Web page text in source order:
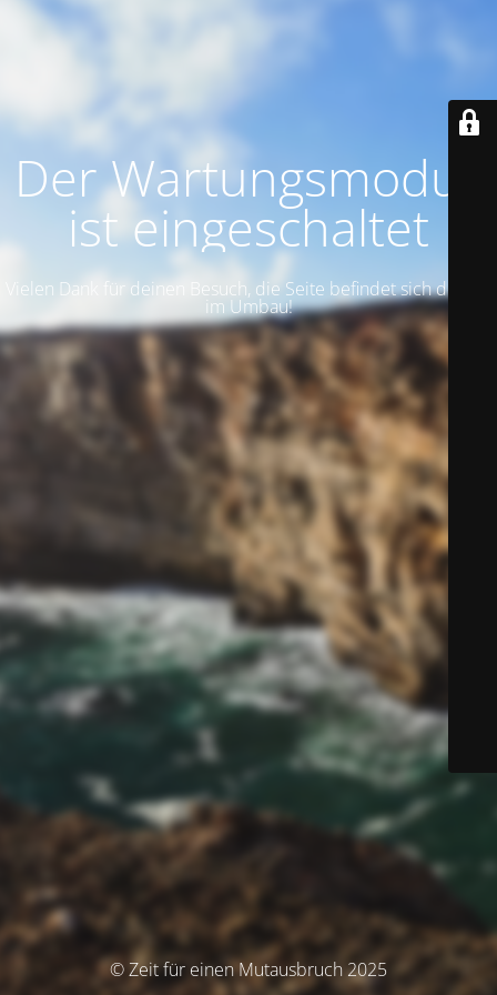
Der Wartungsmodus
ist eingeschaltet
Vielen Dank für deinen Besuch, die Seite befindet sich derzeit
im Umbau!
© Zeit für einen Mutausbruch 2025